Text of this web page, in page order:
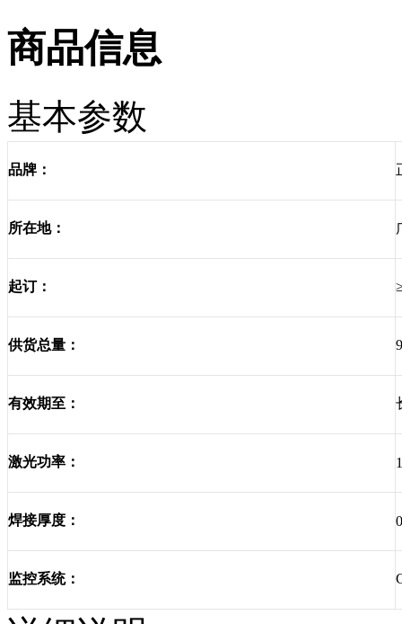
商品信息
基本参数
品牌：
所在地：
起订：
供货总量：
有效期至：
激光功率：
焊接厚度：
监控系统：